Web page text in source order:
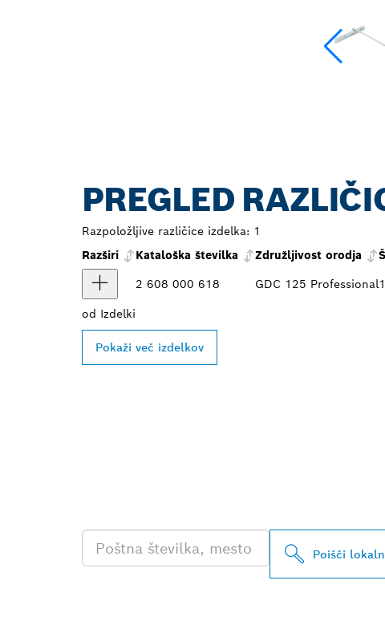
PREGLED
Razpoložljive različice izdelka: 1
Razširi
Kataloška številka Združljivost orodja
2 608 000 618
GDC 125 Professional
od Izdelki
Pokaži več izdelkov
Poišči